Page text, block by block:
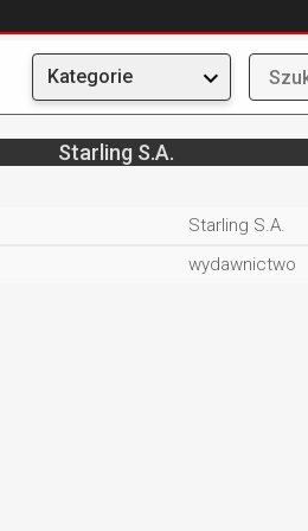
Kategorie
Starling S.A.
Starling S.A.
wydawnictwo